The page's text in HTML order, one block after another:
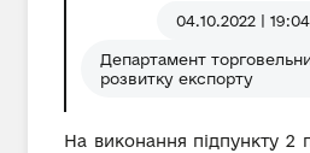
04.10.2022 | 19:04
Департамент
розвитку експорту
На виконання підпункту 2